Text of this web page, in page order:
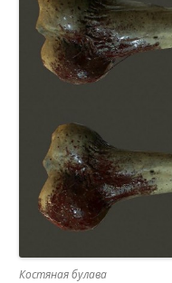
Костяная булава